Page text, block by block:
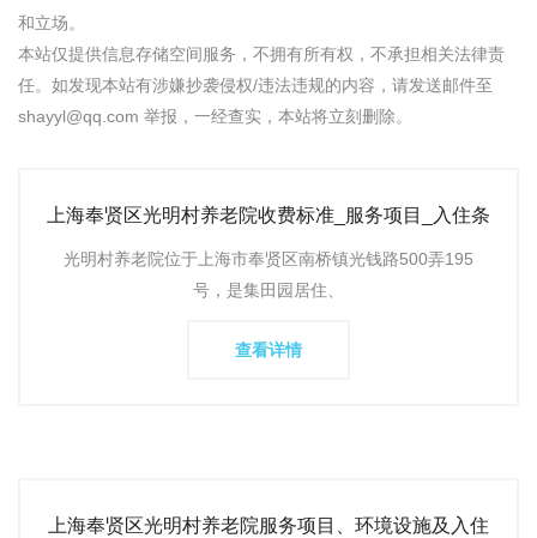
和立场。
本站仅提供信息存储空间服务，不拥有所有权，不承担相关法律责
任。如发现本站有涉嫌抄袭侵权/违法违规的内容，请发送邮件至
shayyl@qq.com 举报，一经查实，本站将立刻删除。
上海奉贤区光明村养老院收费标准_服务项目_入住条
光明村养老院位于上海市奉贤区南桥镇光钱路500弄195
号，是集田园居住、
查看详情
上海奉贤区光明村养老院服务项目、环境设施及入住